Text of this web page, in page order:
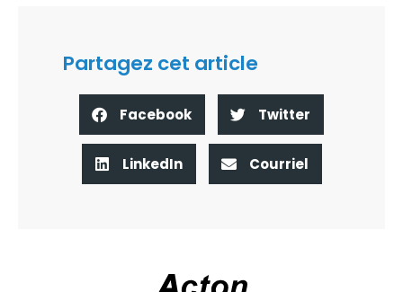
Partagez cet article
Facebook Twitter
LinkedIn Courriel